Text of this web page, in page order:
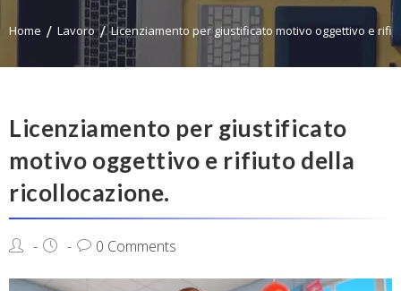
Home Lavoro Licenziamento per giustificato motivo oggettivo e
Licenziamento per giustificato
motivo oggettivo e rifiuto della
ricollocazione.
0 Comments